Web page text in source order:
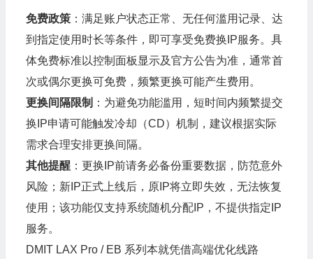
免费政策：满足账户状态正常、无任何滥用记录、达
到指定使用时长等条件，即可享受免费换IP服务。具
体免费标准以控制面板显示及官方公告为准，通常首
次或偶尔更换可免费，频繁更换可能产生费用。
更换间隔限制 ：为避免功能滥用，短时间内频繁提交
换IP申请可能触发冷却（CD）机制，建议根据实际
需求合理安排更换间隔。
其他提醒：更换IP前请务必备份重要数据，防范意外
风险；新IP正式上线后，原IP将立即失效，无法恢复
使用；该功能仅支持系统随机分配IP，不提供指定IP
服务。
DMIT LAX Pro / EB 系列本就凭借高端优化线路